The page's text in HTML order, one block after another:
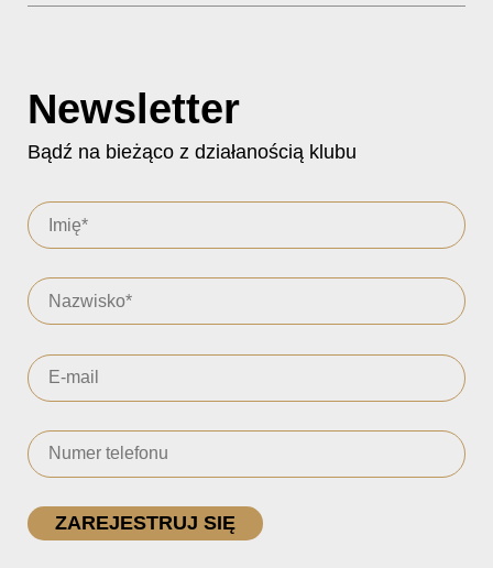
Newsletter
Bądź na bieżąco z działanością klubu